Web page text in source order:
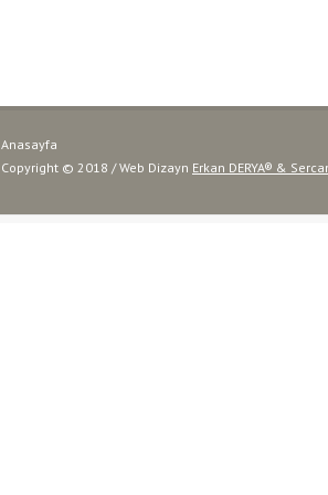
Anasayfa
Copyright © 2018 / Web Dizayn Erkan DERYA® &